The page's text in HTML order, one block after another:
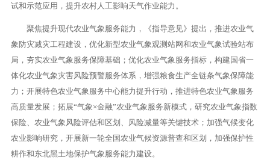
试和示范应用，提升农村人工影响天气作业能力。
聚焦提升现代农业气象服务能力，《指导意见》提出，推进农业气
象防灾减灾工程建设，优化新型农业气象观测站网和农业气象试验站布
局，夯实农业气象服务保障基础；优化农业气象服务指标，构建国省一
体化农业气象灾害风险预警服务体系，增强粮食生产全链条气象保障能
力；开展特色农业气象服务中心能力提升行动，推进特色农业气象服务
高质量发展；拓展“气象×金融”农业气象服务新模式，研究农业气象指数
保险、农业气象风险评估和区划、风险减量等关键技术；加强气候变化
农业影响研究，开展新一轮全国农业气候资源普查和区划，加强保护性
耕作和东北黑土地保护气象服务能力建设。